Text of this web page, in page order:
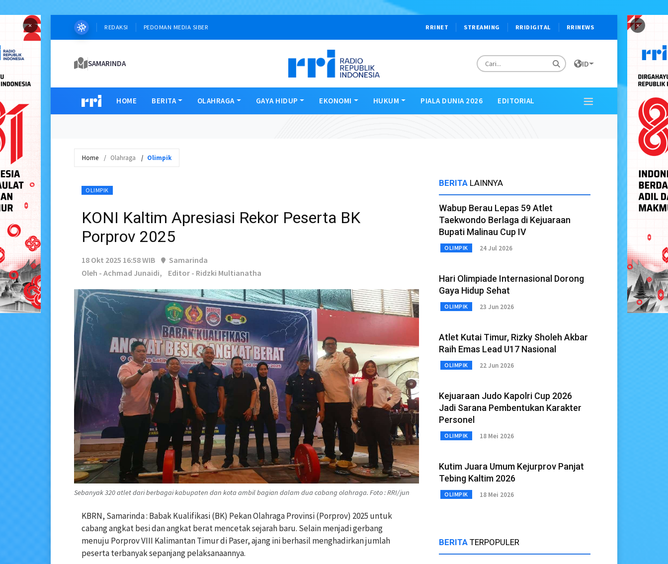
× ×
REDAKSI PEDOMAN MEDIA SIBER RRINET STREAMING RRIDIGITAL RRINEWS
SAMARINDA ID
HOME BERITA OLAHRAGA GAYA HIDUP EKONOMI HUKUM PIALA DUNIA 2026 EDITORIAL
Home Olahraga Olimpik
OLIMPIK
KONI Kaltim Apresiasi Rekor Peserta BK
Porprov 2025
18 Okt 2025 16:58 WIB
Samarinda
Oleh - Achmad Junaidi,
Editor - Ridzki Multianatha
Sebanyak 320 atlet dari berbagai kabupaten dan kota ambil bagian dalam dua cabang olahraga. Foto : RRI/jun
KBRN, Samarinda : Babak Kualifikasi (BK) Pekan Olahraga Provinsi (Porprov) 2025 untuk
cabang angkat besi dan angkat berat mencetak sejarah baru. Selain menjadi gerbang
menuju Porprov VIII Kalimantan Timur di Paser, ajang ini berhasil menghadirkan jumlah
peserta terbanyak sepanjang pelaksanaannya.
BERITA LAINNYA
Wabup Berau Lepas 59 Atlet
Taekwondo Berlaga di Kejuaraan
Bupati Malinau Cup IV
OLIMPIK 24 Jul 2026
Hari Olimpiade Internasional Dorong
Gaya Hidup Sehat
OLIMPIK 23 Jun 2026
Atlet Kutai Timur, Rizky Sholeh Akbar
Raih Emas Lead U17 Nasional
OLIMPIK 22 Jun 2026
Kejuaraan Judo Kapolri Cup 2026
Jadi Sarana Pembentukan Karakter
Personel
OLIMPIK 18 Mei 2026
Kutim Juara Umum Kejurprov Panjat
Tebing Kaltim 2026
OLIMPIK 18 Mei 2026
BERITA TERPOPULER